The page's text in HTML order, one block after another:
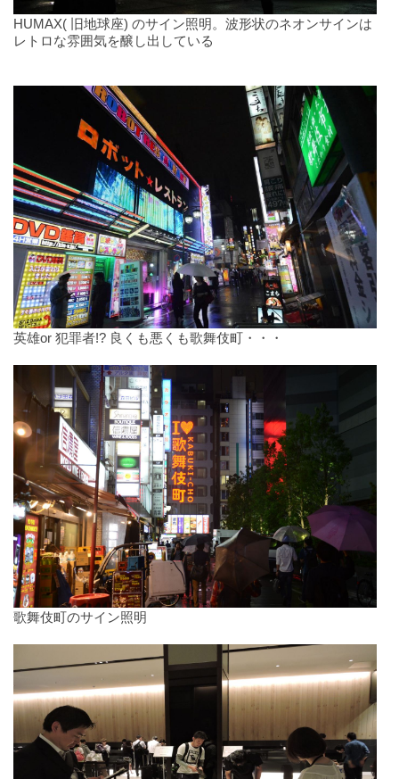
HUMAX( 旧地球座) のサイン照明。波形状のネオンサインは
レトロな雰囲気を醸し出している
英雄or 犯罪者!? 良くも悪くも歌舞伎町・・・
歌舞伎町のサイン照明